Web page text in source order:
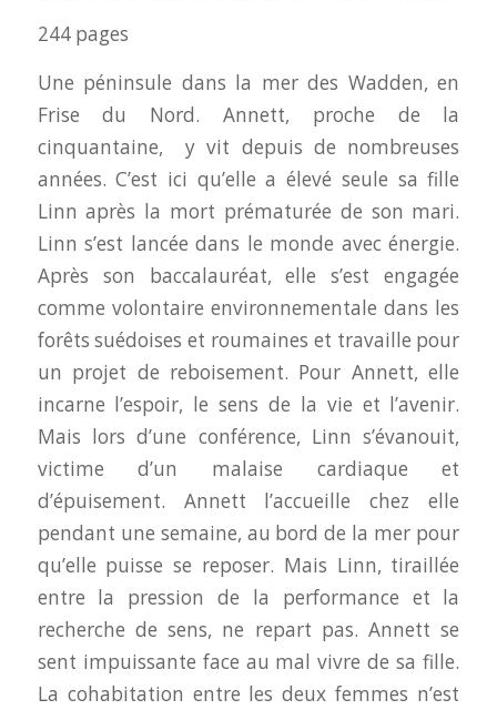
244 pages
Une péninsule dans la mer des Wadden, en
Frise du Nord. Annett, proche de la
cinquantaine, y vit depuis de nombreuses
années. C’est ici qu’elle a élevé seule sa fille
Linn après la mort prématurée de son mari.
Linn s’est lancée dans le monde avec énergie.
Après son baccalauréat, elle s’est engagée
comme volontaire environnementale dans les
forêts suédoises et roumaines et travaille pour
un projet de reboisement. Pour Annett, elle
incarne l’espoir, le sens de la vie et l’avenir.
Mais lors d’une conférence, Linn s’évanouit,
victime d’un malaise cardiaque et
d’épuisement. Annett l’accueille chez elle
pendant une semaine, au bord de la mer pour
qu’elle puisse se reposer. Mais Linn, tiraillée
entre la pression de la performance et la
recherche de sens, ne repart pas. Annett se
sent impuissante face au mal vivre de sa fille.
La cohabitation entre les deux femmes n’est